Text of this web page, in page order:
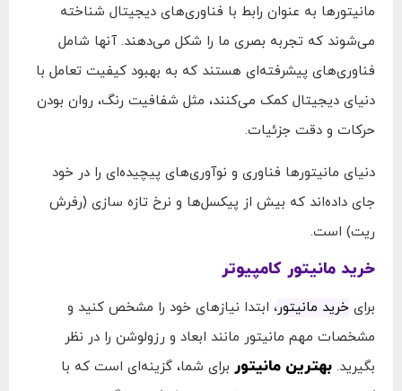
مانیتورها به عنوان رابط با فناوری‌های دیجیتال شناخته
می‌شوند که تجربه‌ بصری ما را شکل می‌دهند. آنها شامل
فناوری‌های پیشرفته‌ای هستند که به بهبود کیفیت تعامل با
دنیای دیجیتال کمک می‌کنند، مثل شفافیت رنگ، روان بودن
حرکات و دقت جزئیات.
دنیای مانیتورها فناوری و نوآوری‌های پیچیده‌ای را در خود
جای داده‌اند که بیش از پیکسل‌ها و نرخ تازه‌ سازی (رفرش
ریت) است.
خرید مانیتور کامپیوتر
برای خرید مانیتور، ابتدا نیازهای خود را مشخص کنید و
مشخصات مهم مانیتور مانند ابعاد و رزولوشن را در نظر
بگیرید. بهترین مانیتور برای شما، گزینه‌ای است که با